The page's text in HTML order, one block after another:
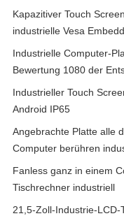
Kapazitiver Touch
industrielle Vesa
Industrielle Computer-
Bewertung 1080 der
Industrieller Touch
Android IP65
Angebrachte Platte alle
Computer berühren
Fanless ganz in einem
Tischrechner industriell
21,5-Zoll-Industrie-LCD-